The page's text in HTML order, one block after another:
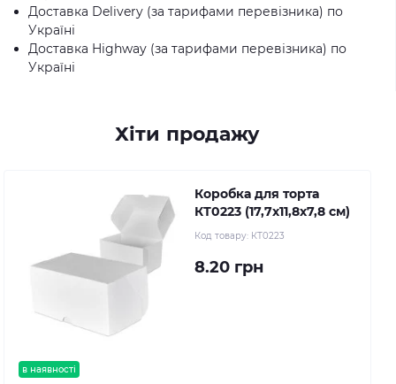
Доставка Delivery (за тарифами перевізника) по
Україні
Доставка Highway (за тарифами перевізника) по
Україні
Хіти продажу
в наявності
Коробка для торта
КТ0223 (17,7х11,8х7,8 см)
Код товару: КТ0223
8.20 грн